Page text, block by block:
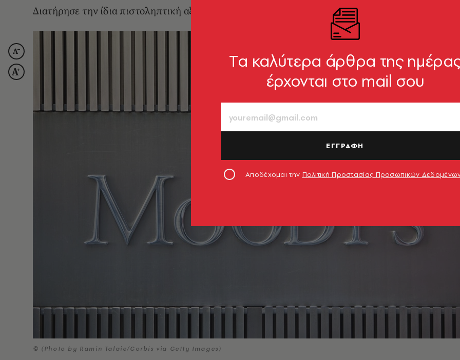
Διατήρησε την ίδια πιστοληπτική αξιολόγηση
© (Photo by Ramin Talaie/Corbis via Getty Images)
Tα καλύτερα άρθρα της
έρχονται στο mail σου
ΕΓΓΡΑΦΗ
Αποδέχομαι την Πολιτική Προστασίας Προσωπικών